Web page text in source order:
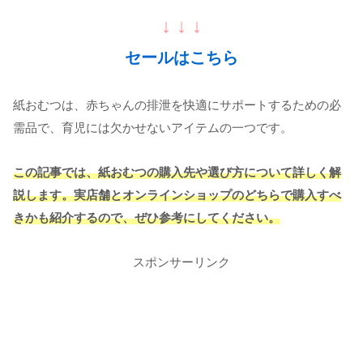
↓ ↓ ↓
セールはこちら
紙おむつは、赤ちゃんの排泄を快適にサポートするための必
需品で、育児には欠かせないアイテムの一つです。
この記事では、紙おむつの購入先や選び方について詳しく解
説します。実店舗とオンラインショップのどちらで購入すべ
きかも紹介するので、ぜひ参考にしてください。
スポンサーリンク